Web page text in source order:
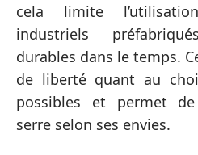
cela limite
industriels
durables dans le temps.
de liberté quant au
possibles et permet
serre selon ses envies.